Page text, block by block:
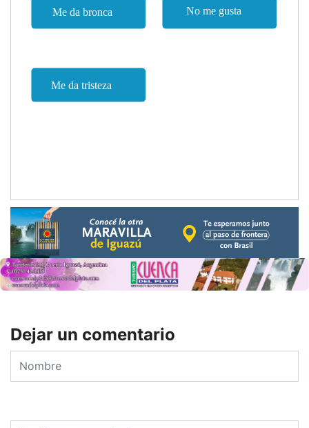
Dejar un comentario